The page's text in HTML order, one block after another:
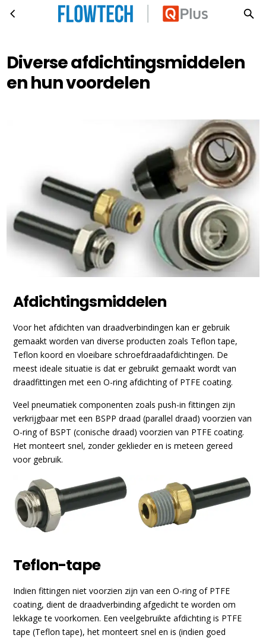
Ga naar hoofdinhoud
Diverse afdichtingsmiddelen en hun voordelen
Diverse afdichtingsmiddelen
en hun voordelen
Afdichtingsmiddelen
Voor het afdichten van draadverbindingen kan er gebruik
gemaakt worden van diverse producten zoals Teflon tape,
Teflon koord en vloeibare schroefdraadafdichtingen. De
meest ideale situatie is dat er gebruikt gemaakt wordt van
draadfittingen met een O-ring afdichting of PTFE coating.
Veel pneumatiek componenten zoals push-in fittingen zijn
verkrijgbaar met een BSPP draad (parallel draad) voorzien van
O-ring of BSPT (conische draad) voorzien van PTFE coating.
Het monteert snel, zonder geklieder en is meteen gereed
voor gebruik.
Teflon-tape
Indien fittingen niet voorzien zijn van een O-ring of PTFE
coating, dient de draadverbinding afgedicht te worden om
lekkage te voorkomen. Een veelgebruikte afdichting is PTFE
tape (Teflon tape), het monteert snel en is (indien goed